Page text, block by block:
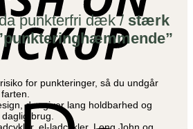
punkterfri dæk / stærk
for punkteringer, så du undgår
der giver lang holdbarhed og
brug.